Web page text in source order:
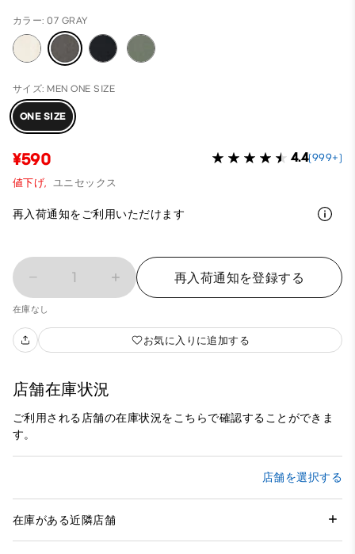
カラー: 07 GRAY
サイズ: MEN ONE SIZE
ONE SIZE
¥590 4.4(999+)
値下げ, ユニセックス
再入荷通知をご利用いただけます
1 再入荷通知を登録する
在庫なし
お気に入りに追加する
店舗在庫状況
ご利用される店舗の在庫状況をこちらで確認することができま
す。
店舗を選択する
在庫がある近隣店舗